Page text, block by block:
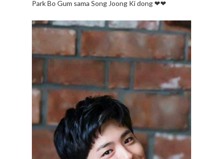
Park Bo Gum sama Song Joong Ki dong ❤❤